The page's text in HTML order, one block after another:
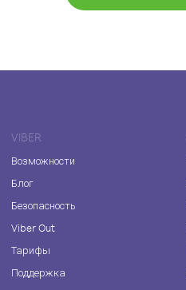
VIBER
Возможности
Блог
Безопасность
Viber Out
Тарифы
Поддержка